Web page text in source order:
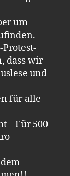
um
dass wir
und
für alle
– Für 500